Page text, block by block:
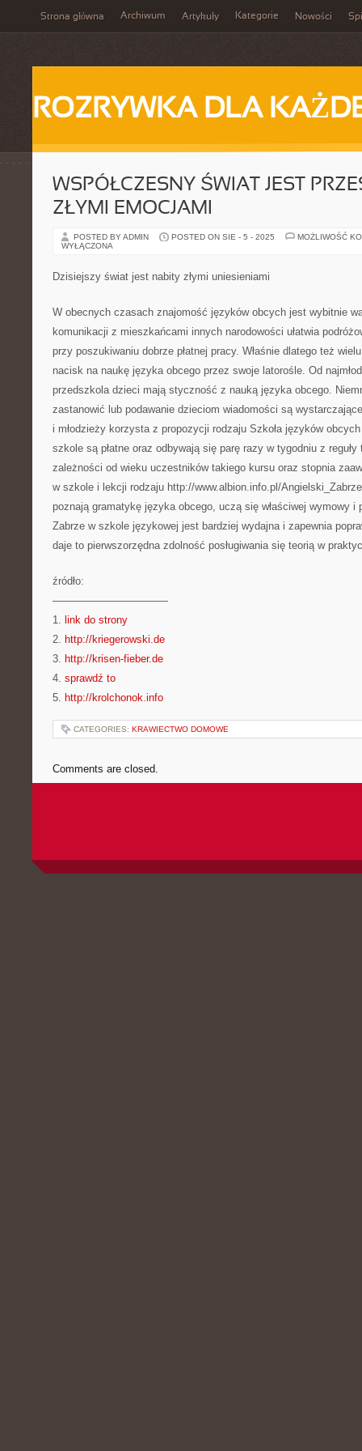
Strona główna Archiwum Artykuły Kategorie Nowości
ROZRYWKA DLA
WSPÓŁCZESNY ŚWIAT JEST
ZŁYMI EMOCJAMI
POSTED BY ADMIN POSTED ON SIE - 5 - 2025
MOŻLIWOŚĆ
WYŁĄCZONA
Dzisiejszy świat jest nabity złymi uniesieniami
W obecnych czasach znajomość języków obcych jest wybitnie
komunikacji z mieszkańcami innych narodowości ułatwia
przy poszukiwaniu dobrze płatnej pracy. Właśnie dlatego też
nacisk na naukę języka obcego przez swoje latorośle. Od
przedszkola dzieci mają styczność z nauką języka obcego.
zastanowić lub podawanie dzieciom wiadomości są
i młodzieży korzysta z propozycji rodzaju Szkoła języków
szkole są płatne oraz odbywają się parę razy w tygodniu z
zależności od wieku uczestników takiego kursu oraz stopnia
w szkole i lekcji rodzaju http://www.albion.info.pl/
poznają gramatykę języka obcego, uczą się właściwej wymowy i
Zabrze w szkole językowej jest bardziej wydajna i zapewnia
daje to pierwszorzędna zdolność posługiwania się teorią w
źródło:
———————————
1. link do strony
2. http://kriegerowski.de
3. http://krisen-fieber.de
4. sprawdź to
5. http://krolchonok.info
CATEGORIES: KRAWIECTWO DOMOWE
Comments are closed.